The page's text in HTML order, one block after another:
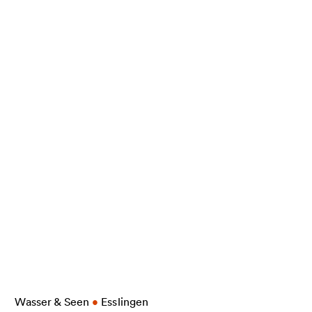
Wasser & Seen • Esslingen
More information on Merkel'sches Bad